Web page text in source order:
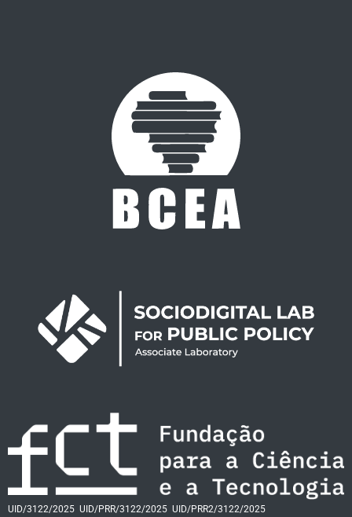
UID/3122/2025 UID/PRR/3122/2025 UID/PRR2/3122/2025